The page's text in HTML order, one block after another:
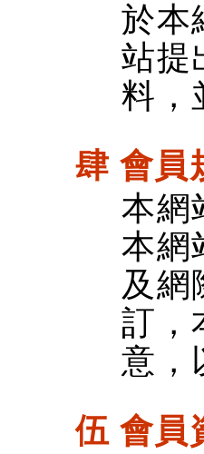
於本
站提
料，
肆 會員
本網
本網
及網
訂，
意，
伍 會員